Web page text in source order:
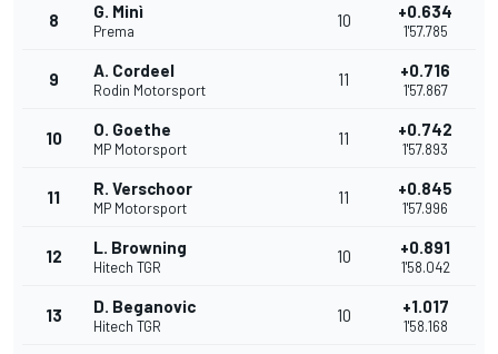
8 G. Minì
Prema
10 +0.634
1'57.785
9 A. Cordeel
Rodin Motorsport
11 +0.716
1'57.867
10 O. Goethe
MP Motorsport
11 +0.742
1'57.893
11 R. Verschoor
MP Motorsport
11 +0.845
1'57.996
12 L. Browning
Hitech TGR
10 +0.891
1'58.042
13 D. Beganovic
Hitech TGR
10 +1.017
1'58.168